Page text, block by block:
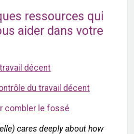
ressources qui
aider dans votre
décent
du travail décent
combler le fossé
cares deeply about how